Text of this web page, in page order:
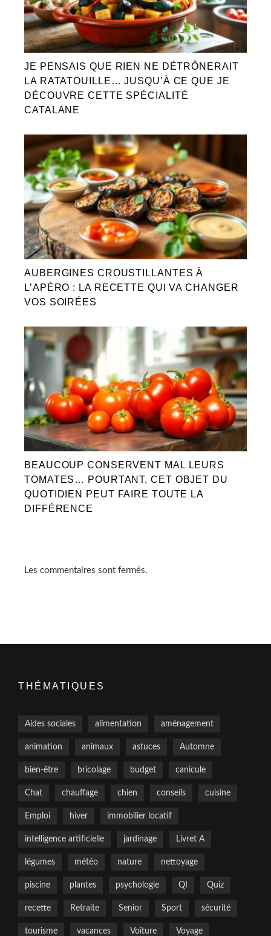
JE PENSAIS QUE RIEN NE DÉTRÔNERAIT
LA RATATOUILLE… JUSQU’À CE QUE JE
DÉCOUVRE CETTE SPÉCIALITÉ
CATALANE
AUBERGINES CROUSTILLANTES À
L’APÉRO : LA RECETTE QUI VA CHANGER
VOS SOIRÉES
BEAUCOUP CONSERVENT MAL LEURS
TOMATES… POURTANT, CET OBJET DU
QUOTIDIEN PEUT FAIRE TOUTE LA
DIFFÉRENCE
Les commentaires sont fermés.
THÉMATIQUES
Aides sociales alimentation aménagement
animation animaux astuces Automne
bien-être bricolage budget canicule
Chat chauffage chien conseils cuisine
Emploi hiver immobilier locatif
intelligence artificielle jardinage Livret A
légumes météo nature nettoyage
piscine plantes psychologie QI Quiz
recette Retraite Senior Sport sécurité
tourisme vacances Voiture Voyage